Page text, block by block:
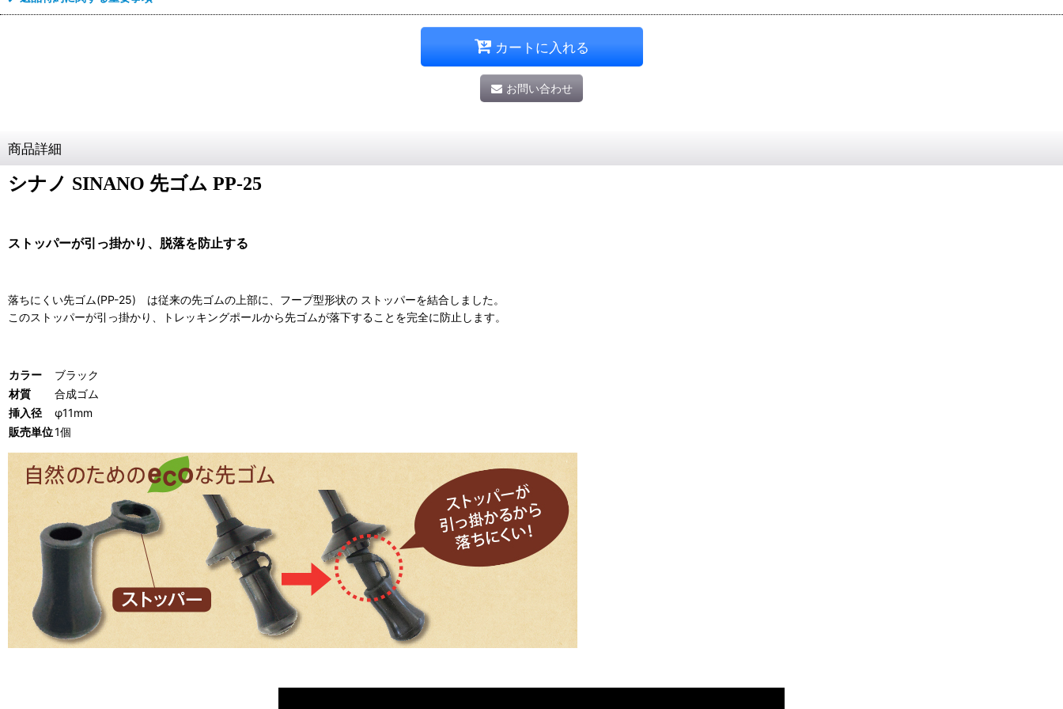
カートに入れる
お問い合わせ
商品詳細
シナノ SINANO 先ゴム PP‐25
ストッパーが引っ掛かり、脱落を防止する
落ちにくい先ゴム(PP-25) は従来の先ゴムの上部に、フープ型形状の ストッパーを結合しました。
このストッパーが引っ掛かり、トレッキングポールから先ゴムが落下することを完全に防止します。
カラー
ブラック
材質
合成ゴム
挿入径
φ11mm
販売単位1個